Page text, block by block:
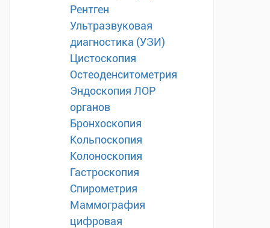
Рентген
Ультразвуковая
диагностика (УЗИ)
Цистоскопия
Остеоденситометрия
Эндоскопия ЛОР
органов
Бронхоскопия
Кольпоскопия
Колоноскопия
Гастроскопия
Спирометрия
Маммография
цифровая